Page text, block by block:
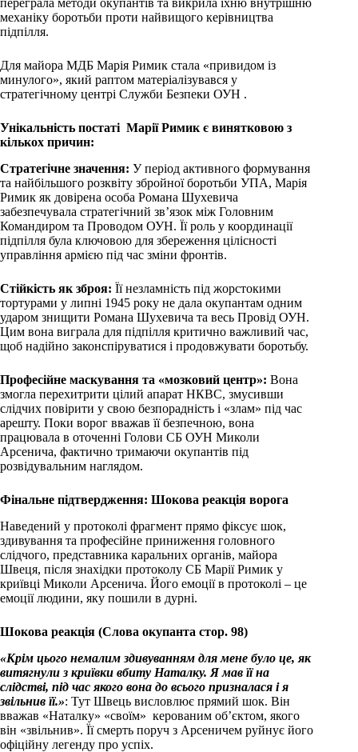
переграла методи окупантів та викрила їхню внутрішню
механіку боротьби проти найвищого керівництва
підпілля.
Для майора МДБ Марія Римик стала «привидом із
минулого», який раптом матеріалізувався у
стратегічному центрі Служби Безпеки ОУН .
Унікальність постаті Марії Римик є винятковою з
кількох причин:
Стратегічне значення: У період активного формування
та найбільшого розквіту збройної боротьби УПА, Марія
Римик як довірена особа Романа Шухевича
забезпечувала стратегічний зв’язок між Головним
Командиром та Проводом ОУН. Її роль у координації
підпілля була ключовою для збереження цілісності
управління армією під час зміни фронтів.
Стійкість як зброя: Її незламність під жорстокими
тортурами у липні 1945 року не дала окупантам одним
ударом знищити Романа Шухевича та весь Провід ОУН.
Цим вона виграла для підпілля критично важливий час,
щоб надійно законспіруватися і продовжувати боротьбу.
Професійне маскування та «мозковий центр»: Вона
змогла перехитрити цілий апарат НКВС, змусивши
слідчих повірити у свою безпорадність і «злам» під час
арешту. Поки ворог вважав її безпечною, вона
працювала в оточенні Голови СБ ОУН Миколи
Арсенича, фактично тримаючи окупантів під
розвідувальним наглядом.
Фінальне підтвердження: Шокова реакція ворога
Наведений у протоколі фрагмент прямо фіксує шок,
здивування та професійне приниження головного
слідчого, представника каральних органів, майора
Швеця, після знахідки протоколу СБ Марії Римик у
криївці Миколи Арсенича. Його емоції в протоколі – це
емоції людини, яку пошили в дурні.
Шокова реакція (Слова окупанта стор. 98)
«Крім цього немалим здивуванням для мене було це, як
витягнули з криївки вбиту Наталку. Я мав її на
слідстві, під час якого вона до всього призналася і я
звільнив її.»: Тут Швець висловлює прямий шок. Він
вважав «Наталку» «своїм» керованим об’єктом, якого
він «звільнив». Її смерть поруч з Арсеничем руйнує його
офіційну легенду про успіх.